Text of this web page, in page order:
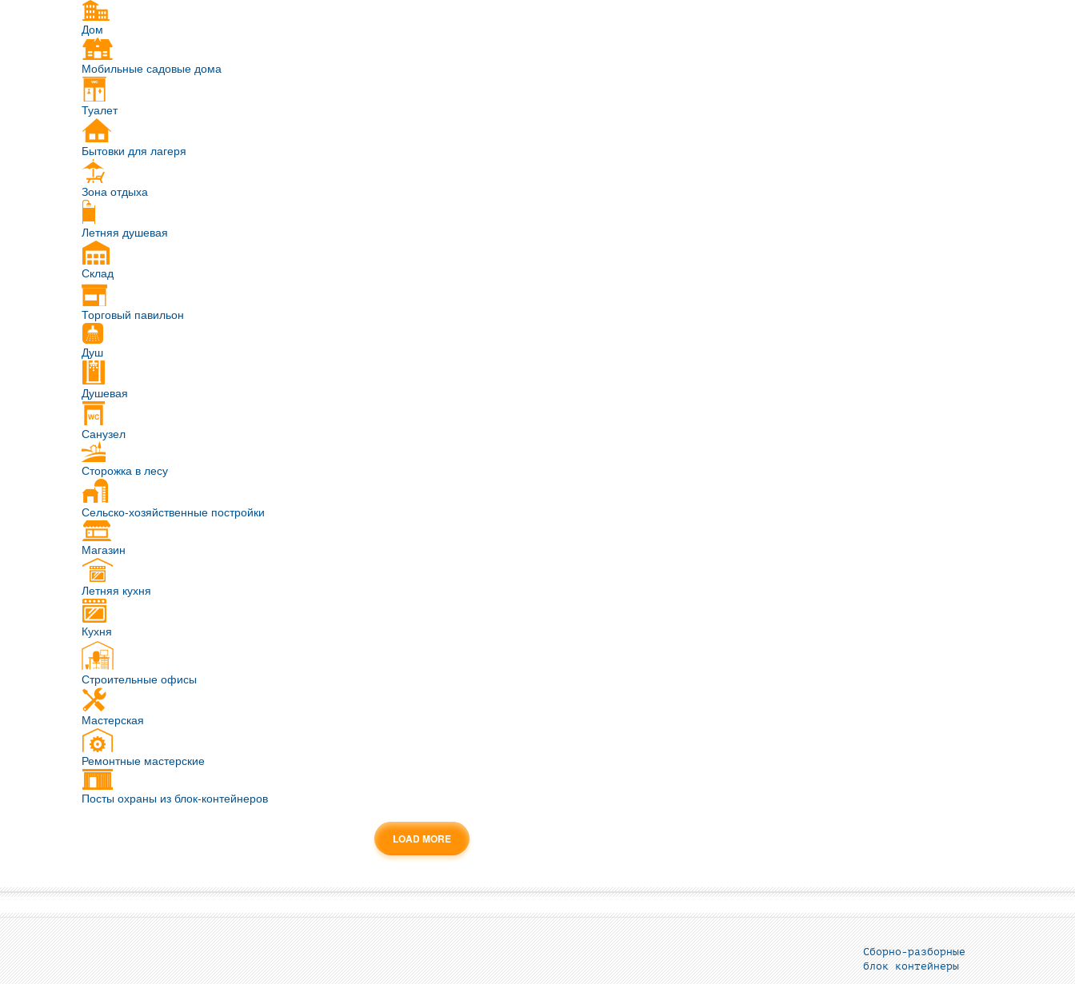
Дом
Мобильные садовые дома
Туалет
Бытовки для лагеря
Зона отдыха
Летняя душевая
Склад
Торговый павильон
Душ
Душевая
Санузел
Сторожка в лесу
Сельско-хозяйственные постройки
Магазин
Летняя кухня
Кухня
Строительные офисы
Мастерская
Ремонтные мастерские
Посты охраны из блок-контейнеров
LOAD MORE
Сборно-разборные
блок контейнеры